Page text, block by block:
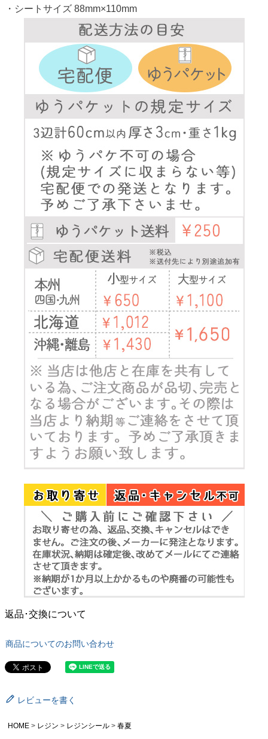
・シートサイズ 88mm×110mm
返品･交換について
商品についてのお問い合わせ
レビューを書く
HOME レジン レジンシール 春夏